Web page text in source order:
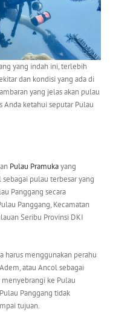
yang indah ini, terlebih
dan kondisi yang ada di
yang jelas akan pulau
Anda ketahui seputar Pulau
Pulau Pramukayang
pulau terbesar yang
Panggang secara
Panggang, Kecamatan
Seribu Provinsi DKI
harus menggunakan perahu
atau Ancol sebagai
ke Pulau
Panggang tidak
tujuan.